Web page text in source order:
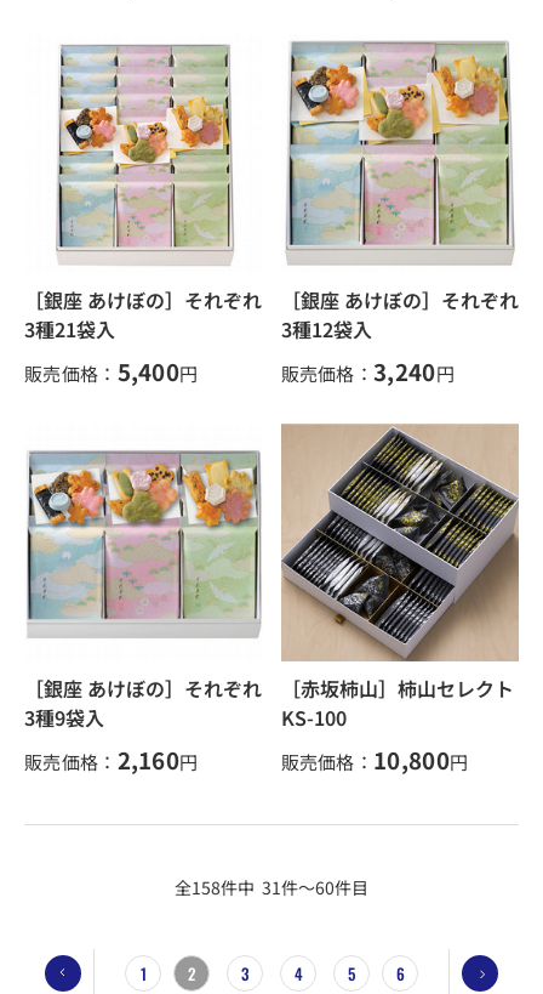
［銀座 あけぼの］それぞれ
3種21袋入
販売価格： 5,400円
［銀座 あけぼの］それぞれ
3種12袋入
販売価格： 3,240円
［銀座 あけぼの］それぞれ
3種9袋入
販売価格： 2,160円
［赤坂柿山］柿山セレクト
KS-100
販売価格： 10,800円
全158件中 31件～60件目
1 2 3 4 5 6